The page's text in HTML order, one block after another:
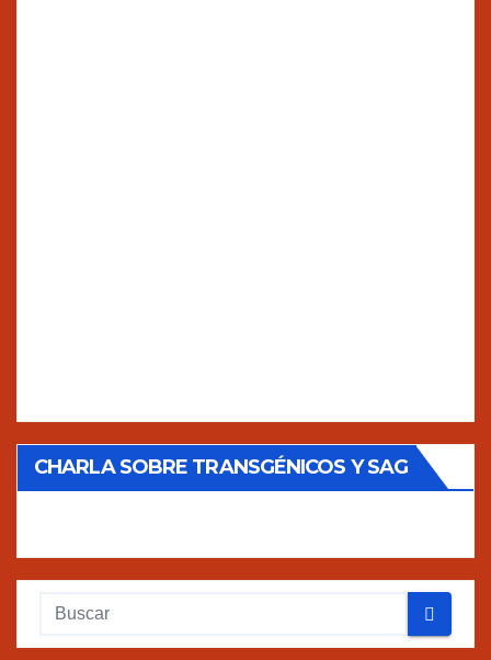
CHARLA SOBRE TRANSGÉNICOS Y SAG